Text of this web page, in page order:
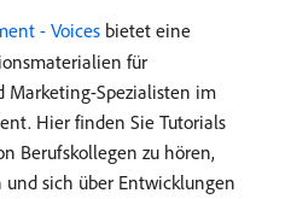
- Voices bietet eine
für
Marketing-Spezialisten im
Hier finden Sie Tutorials
Berufskollegen zu hören,
sich über Entwicklungen